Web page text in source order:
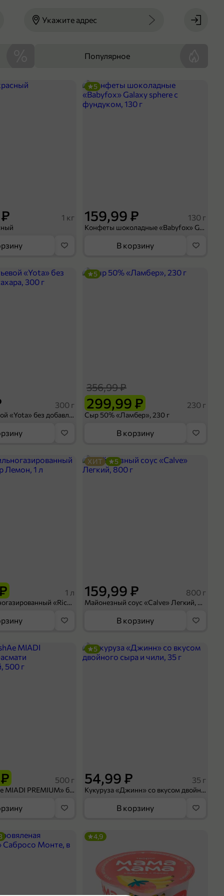
Укажите адрес
Популярное
1 кг 159,99 ₽ 130 г
Конфеты шоколадные «Babyfox» Galaxy sphere с фундуком, 130 г
5
В корзину
300 г
Йогурт питьевой «Yota» без добавления сахара, 300 г
299,99 ₽
356,99 ₽
230 г
Сыр 50% «Ламбер», 230 г
5
В корзину
1 л
Напиток сильногазированный «Rich» Биттер Лемон, 1 л
159,99 ₽ 800 г
Майонезный соус «Calve» Легкий, 800 г
ХИТ 5
В корзину
500 г
Рис «TaMashAe MIADI PREMIUM» басмати пропаренный, 500 г
54,99 ₽ 35 г
Кукуруза «Джинн» со вкусом двойного сыра и чили, 35 г
5
В корзину
4,9